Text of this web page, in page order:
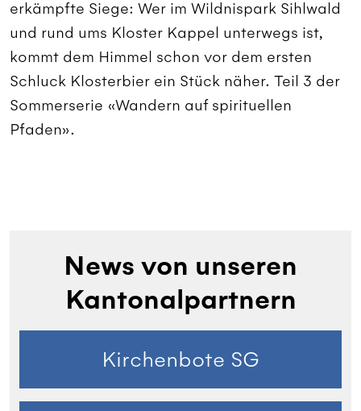
erkämpfte Siege: Wer im Wildnispark Sihlwald
und rund ums Kloster Kappel unterwegs ist,
kommt dem Himmel schon vor dem ersten
Schluck Klosterbier ein Stück näher. Teil 3 der
Sommerserie «Wandern auf spirituellen
Pfaden».
News von unseren
Kantonalpartnern
Kirchenbote SG